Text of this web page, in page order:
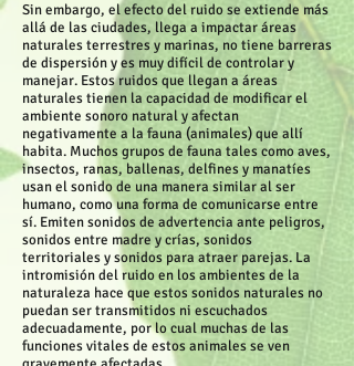
Sin embargo, el efecto del ruido se extiende más
allá de las ciudades, llega a impactar áreas
naturales terrestres y marinas, no tiene barreras
de dispersión y es muy difícil de controlar y
manejar. Estos ruidos que llegan a áreas
naturales tienen la capacidad de modificar el
ambiente sonoro natural y afectan
negativamente a la fauna (animales) que allí
habita. Muchos grupos de fauna tales como aves,
insectos, ranas, ballenas, delfines y manatíes
usan el sonido de una manera similar al ser
humano, como una forma de comunicarse entre
sí. Emiten sonidos de advertencia ante peligros,
sonidos entre madre y crías, sonidos
territoriales y sonidos para atraer parejas. La
intromisión del ruido en los ambientes de la
naturaleza hace que estos sonidos naturales no
puedan ser transmitidos ni escuchados
adecuadamente, por lo cual muchas de las
funciones vitales de estos animales se ven